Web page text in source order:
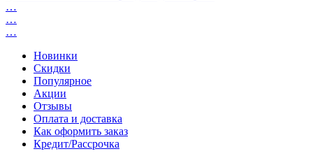
…
…
…
Новинки
Скидки
Популярное
Акции
Отзывы
Оплата и доставка
Как оформить заказ
Кредит/Рассрочка